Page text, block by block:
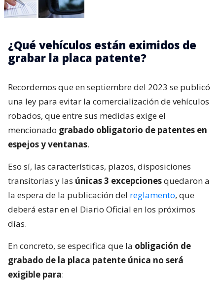
¿Qué vehículos están eximidos de
grabar la placa patente?
Recordemos que en septiembre del 2023 se publicó
una ley para evitar la comercialización de vehículos
robados, que entre sus medidas exige el
mencionado grabado obligatorio de patentes en
espejos y ventanas.
Eso sí, las características, plazos, disposiciones
transitorias y las únicas 3 excepcionesquedaron a
la espera de la publicación del reglamento, que
deberá estar en el Diario Oficial en los próximos
días.
En concreto, se especifica que la obligación de
grabado de la placa patente única no será
exigible para: